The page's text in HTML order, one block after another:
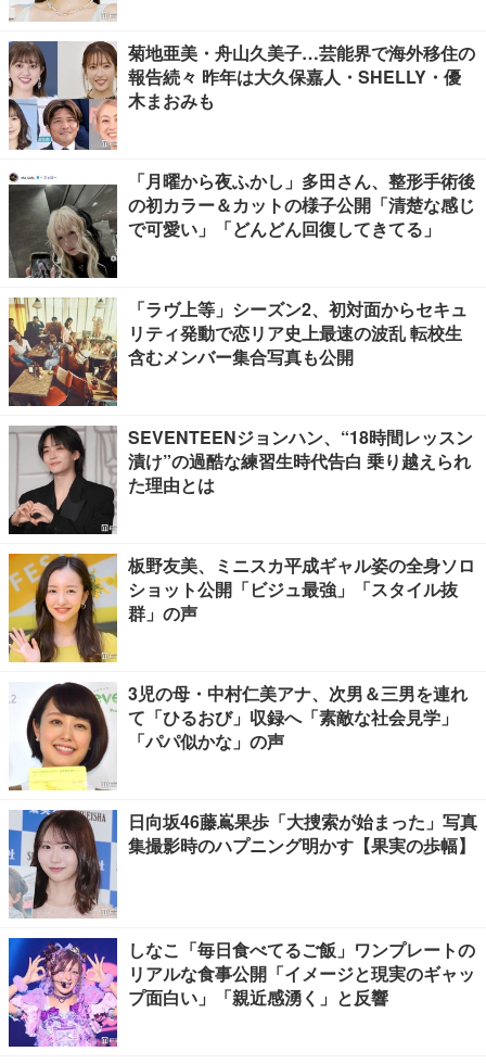
菊地亜美・舟山久美子…芸能界で海外移住の
報告続々 昨年は大久保嘉人・SHELLY・優
木まおみも
「月曜から夜ふかし」多田さん、整形手術後
の初カラー＆カットの様子公開「清楚な感じ
で可愛い」「どんどん回復してきてる」
「ラヴ上等」シーズン2、初対面からセキュ
リティ発動で恋リア史上最速の波乱 転校生
含むメンバー集合写真も公開
SEVENTEENジョンハン、“18時間レッスン
漬け”の過酷な練習生時代告白 乗り越えられ
た理由とは
板野友美、ミニスカ平成ギャル姿の全身ソロ
ショット公開「ビジュ最強」「スタイル抜
群」の声
3児の母・中村仁美アナ、次男＆三男を連れ
て「ひるおび」収録へ「素敵な社会見学」
「パパ似かな」の声
日向坂46藤嶌果歩「大捜索が始まった」写真
集撮影時のハプニング明かす【果実の歩幅】
しなこ「毎日食べてるご飯」ワンプレートの
リアルな食事公開「イメージと現実のギャッ
プ面白い」「親近感湧く」と反響